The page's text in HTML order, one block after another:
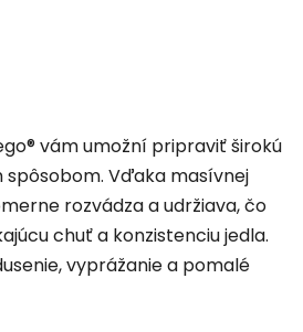
vám umožní pripraviť širokú
Vďaka masívnej
rozvádza a udržiava, čo
chuť a konzistenciu jedla.
vyprážanie a pomalé